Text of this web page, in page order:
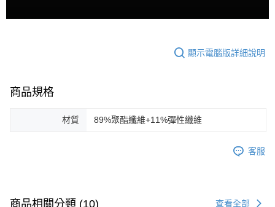
顯示電腦版詳細說明
商品規格
材質 89%聚酯纖維+11%彈性纖維
客服
商品相關分類 (10) 查看全部